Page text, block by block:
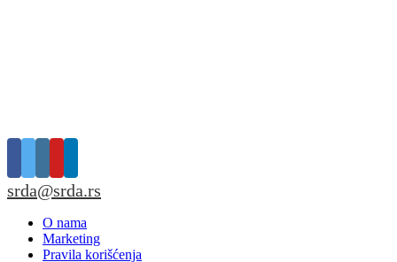
srda@srda.rs
O nama
Marketing
Pravila korišćenja